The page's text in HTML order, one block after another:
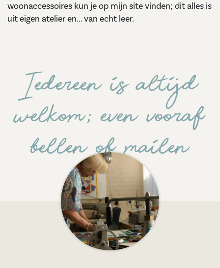
woonaccessoires kun je op mijn site vinden; dit alles is
uit eigen atelier en... van echt leer.
Iedereen is altijd
welkom; even vooraf
bellen of mailen